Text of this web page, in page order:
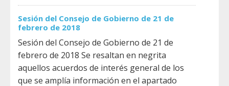
Sesión del Consejo de Gobierno de 21 de
febrero de 2018
Sesión del Consejo de Gobierno de 21 de
febrero de 2018 Se resaltan en negrita
aquellos acuerdos de interés general de los
que se amplía información en el apartado